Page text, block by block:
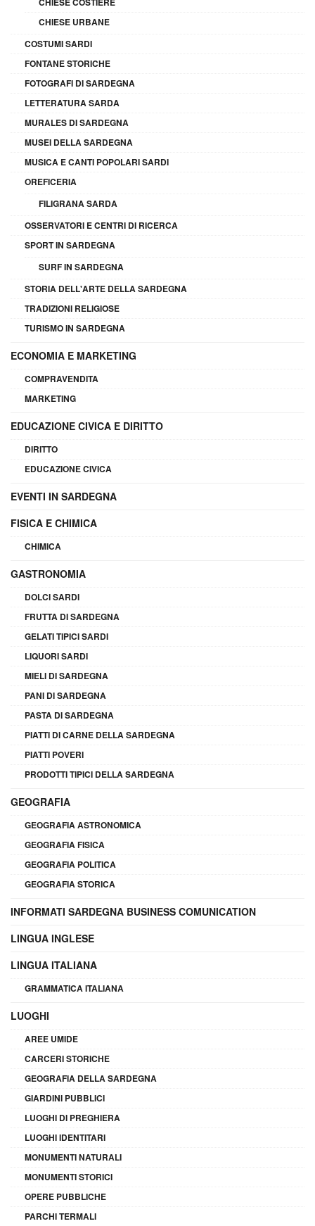
CHIESE URBANE
COSTUMI SARDI
FONTANE STORICHE
FOTOGRAFI DI SARDEGNA
LETTERATURA SARDA
MURALES DI SARDEGNA
MUSEI DELLA SARDEGNA
MUSICA E CANTI POPOLARI SARDI
OREFICERIA
FILIGRANA SARDA
OSSERVATORI E CENTRI DI RICERCA
SPORT IN SARDEGNA
SURF IN SARDEGNA
STORIA DELL'ARTE DELLA SARDEGNA
TRADIZIONI RELIGIOSE
TURISMO IN SARDEGNA
ECONOMIA E MARKETING
COMPRAVENDITA
MARKETING
EDUCAZIONE CIVICA E DIRITTO
DIRITTO
EDUCAZIONE CIVICA
EVENTI IN SARDEGNA
FISICA E CHIMICA
CHIMICA
GASTRONOMIA
DOLCI SARDI
FRUTTA DI SARDEGNA
GELATI TIPICI SARDI
LIQUORI SARDI
MIELI DI SARDEGNA
PANI DI SARDEGNA
PASTA DI SARDEGNA
PIATTI DI CARNE DELLA SARDEGNA
PIATTI POVERI
PRODOTTI TIPICI DELLA SARDEGNA
GEOGRAFIA
GEOGRAFIA ASTRONOMICA
GEOGRAFIA FISICA
GEOGRAFIA POLITICA
GEOGRAFIA STORICA
INFORMATI SARDEGNA BUSINESS COMUNICATION
LINGUA INGLESE
LINGUA ITALIANA
GRAMMATICA ITALIANA
LUOGHI
AREE UMIDE
CARCERI STORICHE
GEOGRAFIA DELLA SARDEGNA
GIARDINI PUBBLICI
LUOGHI DI PREGHIERA
LUOGHI IDENTITARI
MONUMENTI NATURALI
MONUMENTI STORICI
OPERE PUBBLICHE
PARCHI TERMALI